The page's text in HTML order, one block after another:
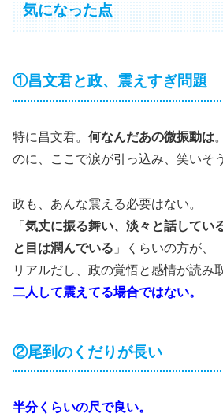
気になった点
①昌文君と政、震えすぎ問題
特に昌文君。 何なんだあの微振動は
のに、ここで涙が引っ込み、笑いそ
政も、あんな震える必要はない。
「 気丈に振る舞い、淡々と話してい
と目は潤んでいる 」くらいの方が、
リアルだし、政の覚悟と感情が読み
二人して震えてる場合ではない。
②尾到のくだりが長い
半分くらいの尺で良い。